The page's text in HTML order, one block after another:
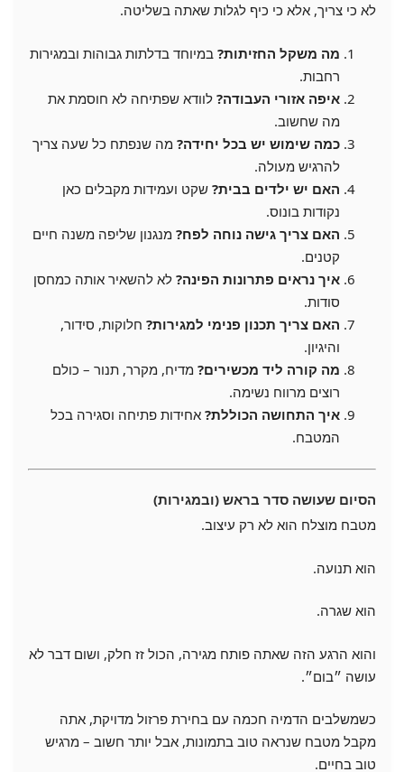
לא כי צריך, אלא כי כיף לגלות שאתה בשליטה.
מה משקל החזיתות? במיוחד בדלתות גבוהות ובמגירות
רחבות.
איפה אזורי העבודה? לוודא שפתיחה לא חוסמת את
מה שחשוב.
כמה שימוש יש בכל יחידה? מה שנפתח כל שעה צריך
להרגיש מעולה.
האם יש ילדים בבית? שקט ועמידות מקבלים כאן
נקודות בונוס.
האם צריך גישה נוחה לפח? מנגנון שליפה משנה חיים
קטנים.
איך נראים פתרונות הפינה? לא להשאיר אותה כמחסן
סודות.
האם צריך תכנון פנימי למגירות? חלוקות, סידור,
והיגיון.
מה קורה ליד מכשירים? מדיח, מקרר, תנור – כולם
רוצים מרווח נשימה.
איך התחושה הכוללת? אחידות פתיחה וסגירה בכל
המטבח.
הסיום שעושה סדר בראש (ובמגירות)
מטבח מוצלח הוא לא רק עיצוב.
הוא תנועה.
הוא שגרה.
והוא הרגע הזה שאתה פותח מגירה, הכול זז חלק, ושום דבר לא
עושה ״בום״.
כשמשלבים הדמיה חכמה עם בחירת פרזול מדויקת, אתה
מקבל מטבח שנראה טוב בתמונות, אבל יותר חשוב – מרגיש
טוב בחיים.